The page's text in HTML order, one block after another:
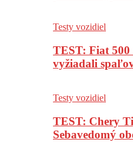
Testy vozidiel
TEST: Fiat
vyžiadali
Testy vozidiel
TEST: Chery
Sebavedomý